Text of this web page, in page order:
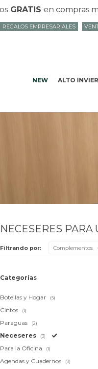
en compras
NEW ALTO
REGALOS EMPRESARIALES
NECESERES PARA
Filtrando por: Complementos
Categorías
Botellas y Hogar (5)
Cintos (1)
Paraguas (2)
Neceseres (3)
Para la Oficina (1)
Agendas y Cuadernos (3)